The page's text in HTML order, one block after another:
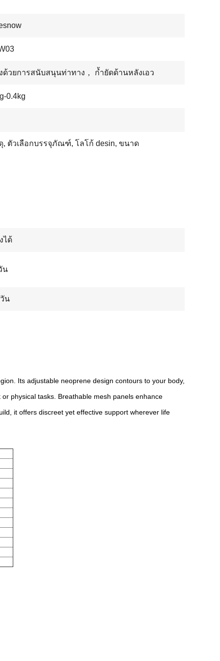
ด้วยการสนับสนุนท่าทาง， ก้ำยัดด้านหลังเอว
0.4kg
, ตัวเลือกบรรจุภัณฑ์, โลโก้ desin, ขนาด
ได้
น
น
Its adjustable neoprene design contours to your body,
physical tasks. Breathable mesh panels enhance
it offers discreet yet effective support wherever life